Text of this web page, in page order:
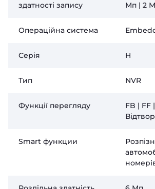
здатності запису
Мп | 2
Операційна система
Серія H
Тип NVR
Функції перегляду
FB | FF
Smart функции